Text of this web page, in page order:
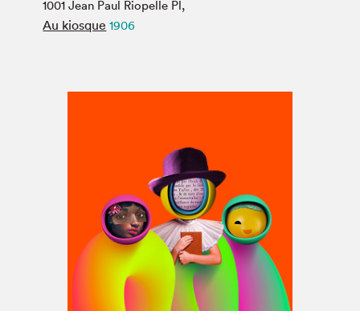
Espace médias
1001 Jean Paul Riopelle Pl,
Au kiosque 1906